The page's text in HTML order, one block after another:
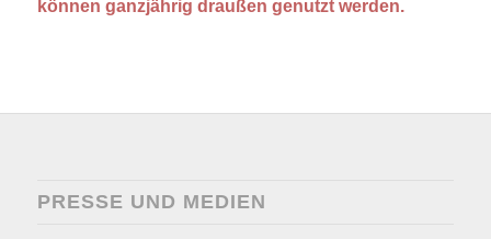
können ganzjährig draußen genutzt werden.
PRESSE UND MEDIEN